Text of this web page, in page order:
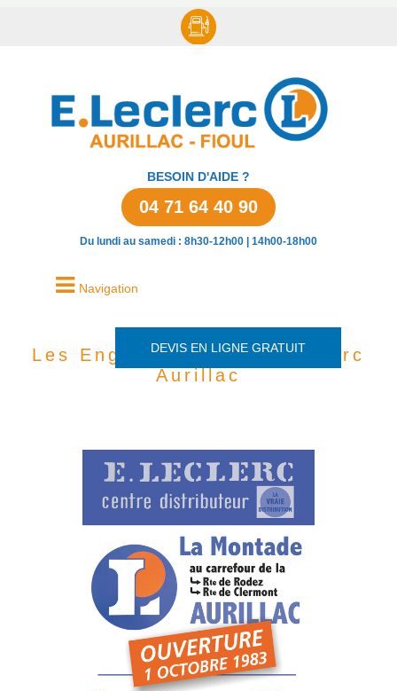
BESOIN D'AIDE ?
04 71 64 40 90
Du lundi au samedi : 8h30-12h00 | 14h00-18h00
Navigation
DEVIS EN LIGNE GRATUIT
Les Engagement de E.Leclerc
Aurillac